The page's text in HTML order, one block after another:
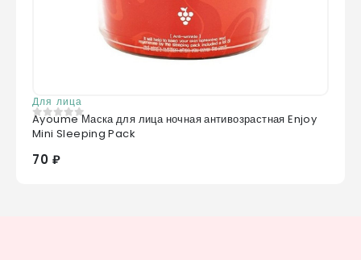
Для лица
0из 5
Ayoume Маска для лица ночная антивозрастная Enjoy
Mini Sleeping Pack
70 ₽